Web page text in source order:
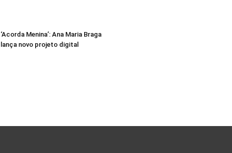
‘Acorda Menina’: Ana Maria Braga
lança novo projeto digital